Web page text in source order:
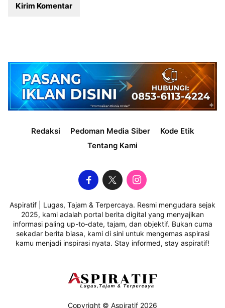
Redaksi Pedoman Media Siber
Kode Etik
Tentang Kami
Aspiratif | Lugas, Tajam & Terpercaya. Resmi mengudara sejak
2025, kami adalah portal berita digital yang menyajikan
informasi paling up-to-date, tajam, dan objektif. Bukan cuma
sekadar berita biasa, kami di sini untuk mengemas aspirasi
kamu menjadi inspirasi nyata. Stay informed, stay aspiratif!
Copyright © Aspiratif 2026